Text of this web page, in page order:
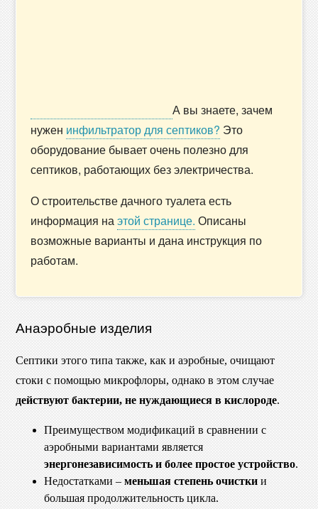
А вы знаете, зачем
нужен инфильтратор для септиков? Это
оборудование бывает очень полезно для
септиков, работающих без электричества.
О строительстве дачного туалета есть
информация наэтой странице. Описаны
возможные варианты и дана инструкция по
работам.
Анаэробные изделия
Септики этого типа также, как и аэробные, очищают
стоки с помощью микрофлоры, однако в этом случае
действуют бактерии, не нуждающиеся в кислороде.
Преимуществом модификаций в сравнении с
аэробными вариантами является
энергонезависимость и более простое устройство.
Недостатками – меньшая степень очистки и
большая продолжительность цикла.